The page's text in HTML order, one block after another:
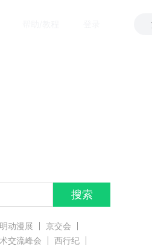
搜索
动漫展
京交会
交流峰会
西行纪